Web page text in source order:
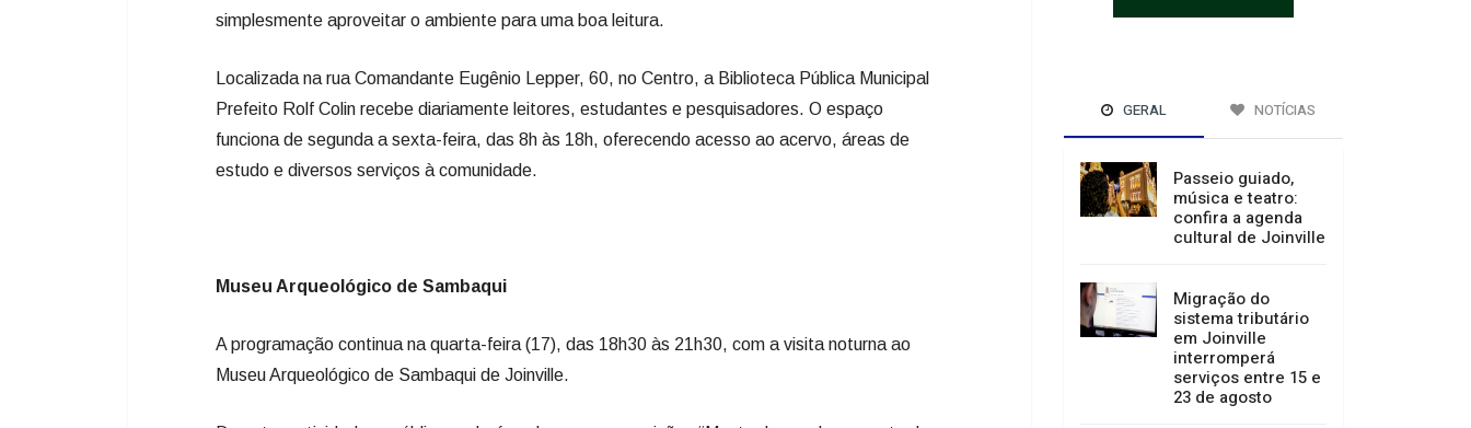
simplesmente aproveitar o ambiente para uma boa leitura.
Localizada na rua Comandante Eugênio Lepper, 60, no Centro, a Biblioteca Pública Municipal
Prefeito Rolf Colin recebe diariamente leitores, estudantes e pesquisadores. O espaço
funciona de segunda a sexta-feira, das 8h às 18h, oferecendo acesso ao acervo, áreas de
estudo e diversos serviços à comunidade.
Museu Arqueológico de Sambaqui
A programação continua na quarta-feira (17), das 18h30 às 21h30, com a visita noturna ao
Museu Arqueológico de Sambaqui de Joinville.
GERAL NOTÍCIAS
Passeio guiado,
cultural de Joinville
Migração do
sistema tributário
em Joinville